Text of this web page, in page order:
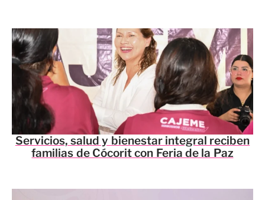
Servicios, salud y bienestar integral reciben
familias de Cócorit con Feria de la Paz